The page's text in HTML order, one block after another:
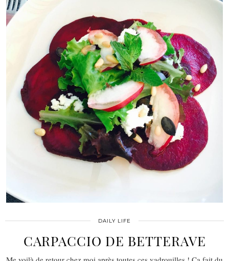
DAILY LIFE
CARPACCIO DE BETTERAVE